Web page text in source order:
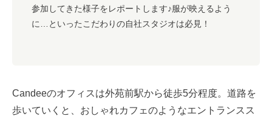
参加してきた様子をレポートします♪服が映えるよう
に…といったこだわりの自社スタジオは必見！
Candeeのオフィスは外苑前駅から徒歩5分程度。道路を
歩いていくと、おしゃれカフェのようなエントランスス